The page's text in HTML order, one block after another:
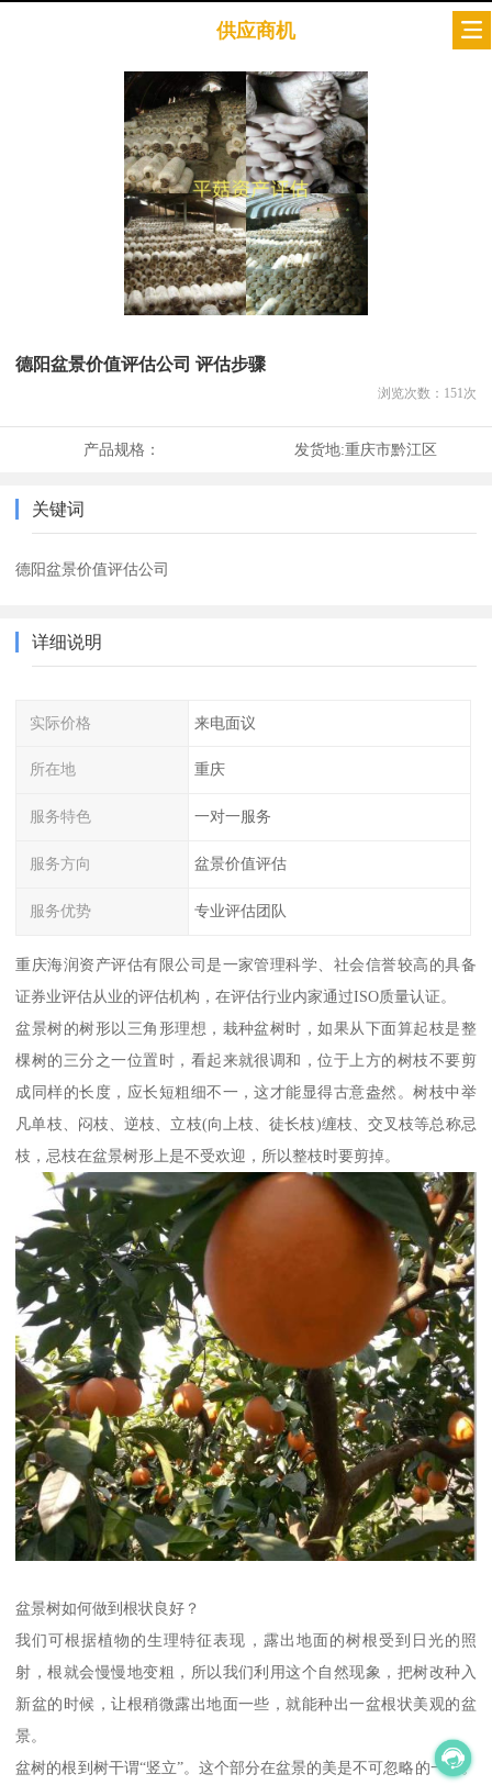
供应商机
德阳盆景价值评估公司 评估步骤
浏览次数： 151 次
产品规格： 发货地:重庆市黔江区
关键词
德阳盆景价值评估公司
详细说明
实际价格 来电面议
所在地 重庆
服务特色 一对一服务
服务方向 盆景价值评估
服务优势 专业评估团队
重庆海润资产评估有限公司是一家管理科学、社会信誉较高的具备
证券业评估从业的评估机构，在评估行业内家通过ISO质量认证。
盆景树的树形以三角形理想，栽种盆树时，如果从下面算起枝是整
棵树的三分之一位置时，看起来就很调和，位于上方的树枝不要剪
成同样的长度，应长短粗细不一，这才能显得古意盎然。树枝中举
凡单枝、闷枝、逆枝、立枝(向上枝、徒长枝)缠枝、交叉枝等总称忌
枝，忌枝在盆景树形上是不受欢迎，所以整枝时要剪掉。
盆景树如何做到根状良好？
我们可根据植物的生理特征表现，露出地面的树根受到日光的照
射，根就会慢慢地变粗，所以我们利用这个自然现象，把树改种入
新盆的时候，让根稍微露出地面一些，就能种出一盆根状美观的盆
景。
盆树的根到树干谓“竖立”。这个部分在盆景的美是不可忽略的一环。